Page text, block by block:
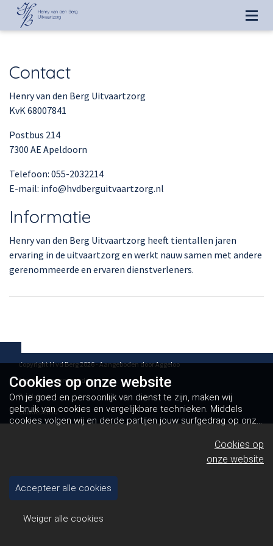
Contact
Henry van den Berg Uitvaartzorg
KvK 68007841
Postbus 214
7300 AE Apeldoorn
Telefoon: 055-2032214
E-mail: info@hvdberguitvaartzorg.nl
Informatie
Henry van den Berg Uitvaartzorg heeft tientallen jaren
ervaring in de uitvaartzorg en werkt nauw samen met andere
gerenommeerde en ervaren dienstverleners.
Copyright H vd Berg 2026 - Aangeboden doorAggeloo
Algemene voorwaarden
Disclaimer
Cookiebeleid
Cookies oponze website
Om je goed en persoonlijk van dienst te zijn, maken wij
gebruik van cookies en vergelijkbare technieken. Middels
cookies volgen wij en derde partijen jouw surfgedrag op onze
en dit maakt het voor jou mogelijk om informatie te delen via
Cookies op
onze website
Accepteer alle cookies
Weiger alle cookies